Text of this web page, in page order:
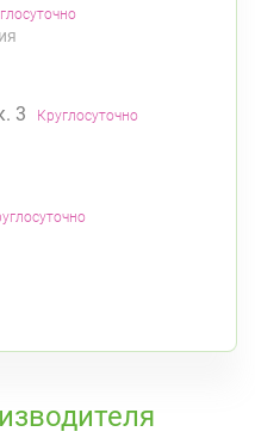
3 Круглосуточно